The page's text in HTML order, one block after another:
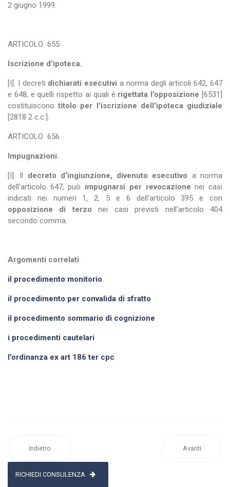
2 giugno 1999.
ARTICOLO 655
Iscrizione d'ipoteca.
[I]. I decreti dichiarati esecutivi a norma degli articoli 642, 647
e 648, e quelli rispetto ai quali è rigettata l'opposizione [6531]
costituisconotitolo per l'iscrizione dell'ipoteca giudiziale
[2818 2 c.c.].
ARTICOLO 656
Impugnazioni.
[I]. Il decreto d'ingiunzione, divenuto esecutivo a norma
dell'articolo 647, può impugnarsi per revocazione nei casi
indicati nei numeri 1, 2, 5 e 6 dell'articolo 395 e con
opposizione di terzo nei casi previsti nell'articolo 404
secondo comma.
Argomenti correlati
il procedimento monitorio
il procedimento per convalida di sfratto
il procedimento sommario di cognizione
i procedimenti cautelari
l'ordinanza ex art 186 ter cpc
Indietro Avanti
RICHIEDI CONSULENZA